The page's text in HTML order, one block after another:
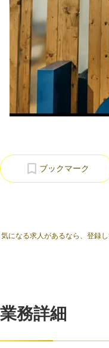
法人向
/
気になる求人があるなら、登録
業務詳細